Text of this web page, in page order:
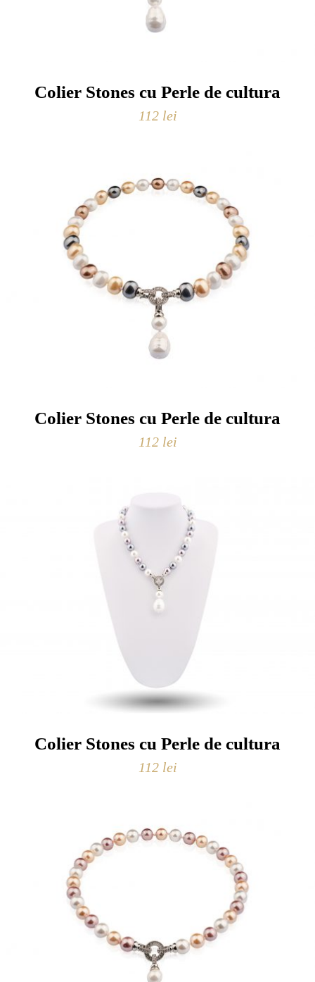
Colier Stones cu Perle de cultura
112 lei
Colier Stones cu Perle de cultura
112 lei
Colier Stones cu Perle de cultura
112 lei